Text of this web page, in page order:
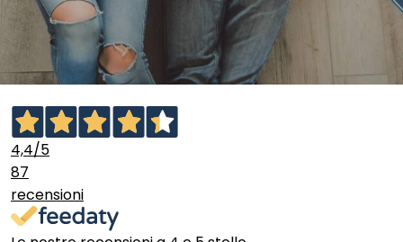
4,4/5
87
recensioni